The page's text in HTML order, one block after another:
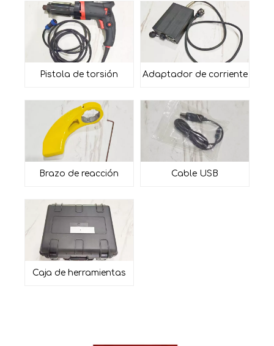
Pistola de torsión Adaptador de corriente
Brazo de reacción Cable USB
Caja de herramientas